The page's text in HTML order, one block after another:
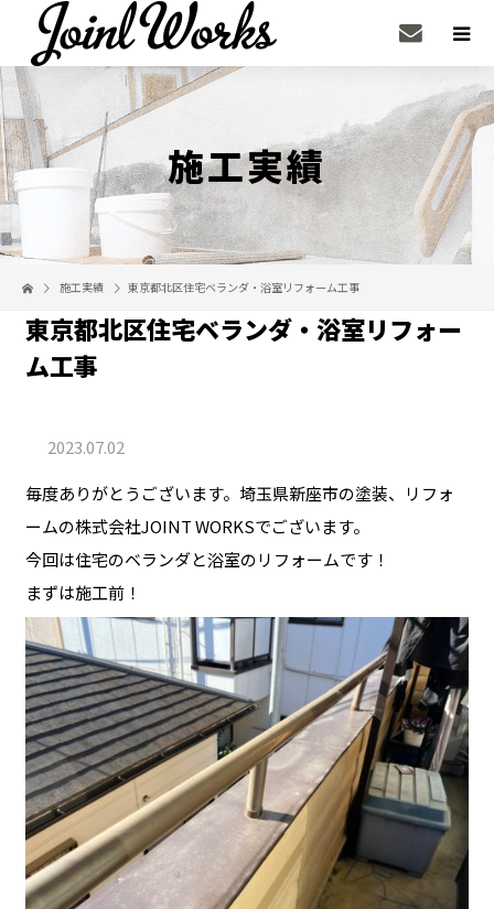
施工実績
施工実績 東京都北区住宅ベランダ・浴室リフォーム工事
東京都北区住宅ベランダ・浴室リフォー
ム工事
2023.07.02
毎度ありがとうございます。埼玉県新座市の塗装、リフォ
ームの株式会社JOINT WORKSでございます。
今回は住宅のベランダと浴室のリフォームです！
まずは施工前！